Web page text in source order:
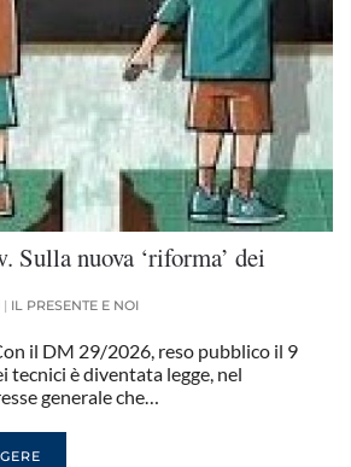
Sulla nuova ‘riforma’ dei
| IL PRESENTE E NOI
il DM 29/2026, reso pubblico il 9
tecnici è diventata legge, nel
generale che…